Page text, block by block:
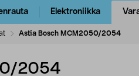
Elektroniikka
Astia Bosch MCM2050/2054
2054